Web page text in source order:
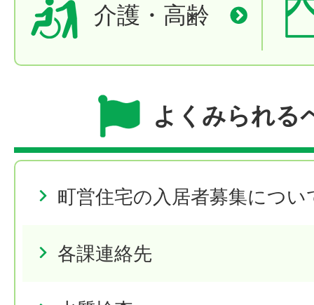
介護・高齢
よくみられる
町営住宅の入居者募集につい
各課連絡先